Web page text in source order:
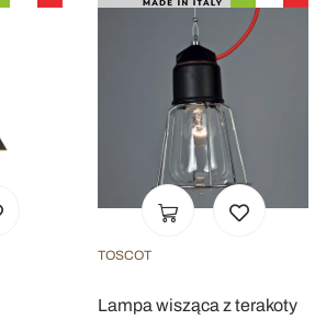
TOSCOT
Lampa wisząca z terakoty